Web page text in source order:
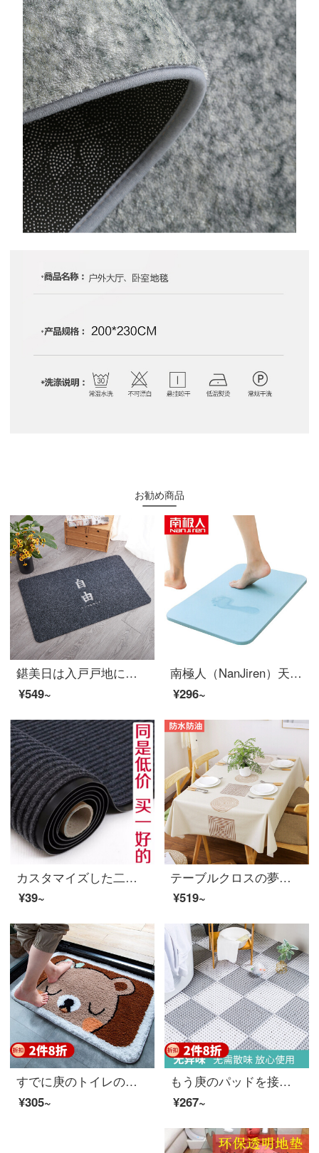
お勧め商品
鍖美日は入戸戸地に玄関マットを敷いて家用の土拭きマットでトイレの入り口の吸水滑り止めマットを裁断することができます。灰色80 x 100 cm（長方形）
¥549~
南極人（NanJiren）天然珪藻泥地にフロアマット、浴室滑り止めマット吸水速乾リビングトイレの入り口に家庭用マット青60*39 cm
¥296~
カスタマイズした二重ストライプのインドアクッションドアの外のフロアマット防塵ドアホールの家庭用ホテルロビーの商用迎賓用マットの赤色オーダーメイドサイズ、logoはカスタマーサービスに連絡してください。
¥39~
テーブルクロスの夢なでる布芸防水防油防熱テーブルクロス北欧簡単耐高温レストラン長方形テーブルクロスPVCテーブルクッション140*180 cm
¥519~
すでに庚のトイレの浴室の入り口の家庭用吸水滑り止めマットバスタブの浴室マットトイレの吸水マットの入り口に入ります。
¥305~
もう庚のパッドを接続しました。浴室の滑り止めマットを挟んで、水を切ってもいいです。防水ドアマットを開けて、家庭用の透かしシャワールームのお風呂に入ると、マットが白いです。
¥267~